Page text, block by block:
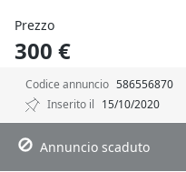
Prezzo
300 €
Codice annuncio 586556870
Inserito il 15/10/2020
Descrizione
Dettagli
Annuncio scaduto